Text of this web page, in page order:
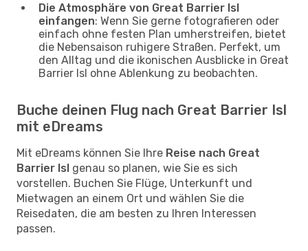
Die Atmosphäre von Great Barrier Isl
einfangen: Wenn Sie gerne fotografieren oder
einfach ohne festen Plan umherstreifen, bietet
die Nebensaison ruhigere Straßen. Perfekt, um
den Alltag und die ikonischen Ausblicke in Great
Barrier Isl ohne Ablenkung zu beobachten.
Buche deinen Flug nach Great Barrier Isl
mit eDreams
Mit eDreams können Sie Ihre Reise nach Great
Barrier Isl genau so planen, wie Sie es sich
vorstellen. Buchen Sie Flüge, Unterkunft und
Mietwagen an einem Ort und wählen Sie die
Reisedaten, die am besten zu Ihren Interessen
passen.